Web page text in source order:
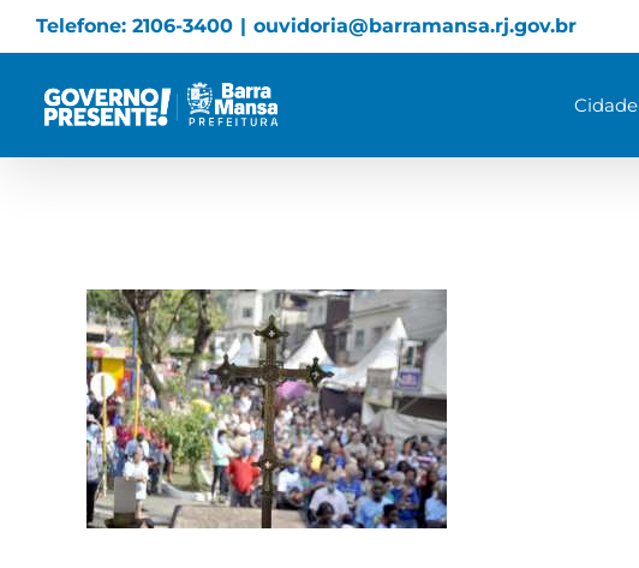
Skip
to
content
Telefone: 2106-3400 | ouvidoria@barramansa.rj.gov.br
Cidade